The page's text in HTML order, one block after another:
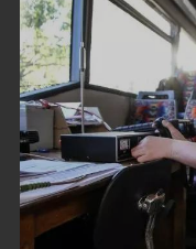
HAM技巧
软件
编号查询